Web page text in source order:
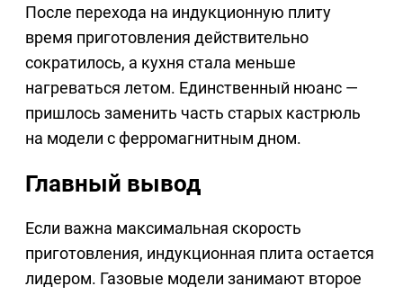
После перехода на индукционную плиту
время приготовления действительно
сократилось, а кухня стала меньше
нагреваться летом. Единственный нюанс —
пришлось заменить часть старых кастрюль
на модели с ферромагнитным дном.
Главный вывод
Если важна максимальная скорость
приготовления, индукционная плита остается
лидером. Газовые модели занимают второе